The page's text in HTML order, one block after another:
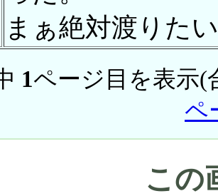
まぁ絶対渡りた
1ページ目を表示(
ペ
この